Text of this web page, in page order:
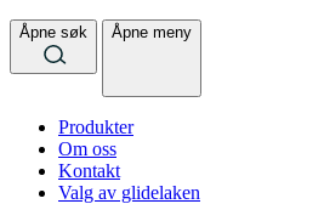
Åpne søk Åpne meny
Produkter
Om oss
Kontakt
Valg av glidelaken